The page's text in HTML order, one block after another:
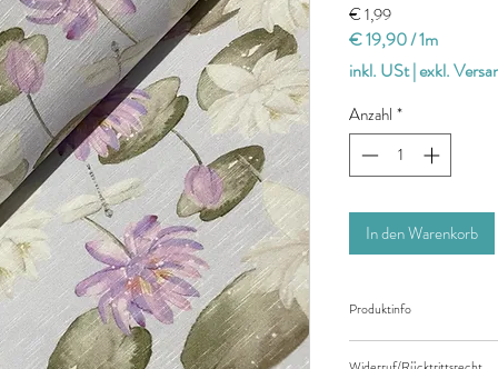
€ 1,99Preis
€ 19,90/1m
€ 19,90
pro
1
Meter
inkl. USt|exkl.
Anzahl *
In den Warenkorb
Produktinfo